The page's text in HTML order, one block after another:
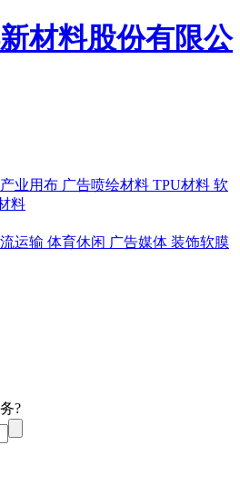
产业用布 广告喷绘材料 TPU材料 软
料
运输 体育休闲 广告媒体 装饰软膜
?